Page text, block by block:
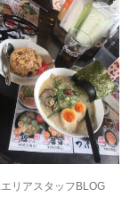
リアスタッフBLOG